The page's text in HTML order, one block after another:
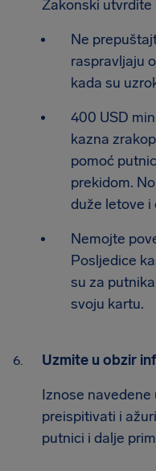
Zakonski utvrdite
Ne
raspravljaju
kada su
400 USD
kazna
pomoć
prekidom.
duže letove i
Nemojte
Posljedice
su za
svoju kartu.
Uzmite u obzir
Iznose
preispitivati i
putnici i dalje